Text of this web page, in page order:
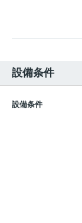
設備条件
設備条件